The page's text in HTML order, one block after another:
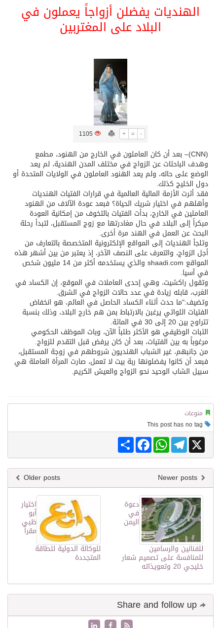
ثلة من الضابطات في الجييش الكويتي
كسوة الكعبة تعتلي البيت العتيق
الهنديات يفضلن أزواجاً يعملون في
البلاد على المغتربين
+ = -
1105
(CNN)– بعد أن كان العاملون في الخارج من الهنود، مطمع
وهدف الباحثات عن الزواج في مختلف المدن الهندية، لم يعد
الوضع على حاله، ولم يعد الهنود العاملون في الولايات المتحدة أو
دول الخليج كذلك.
فقد أثرت الأزمة المالية العالمية في قرارات الفتيات الهنديات
وأهلهم في اختيار شريك الحياة؟ فبعد عودة الآلاف من الهنود
العاملين في الخارج، بدأت الفتيات بالتخوف من إمكانية العودة
مبكراً إلى البلاد في حال مغادرتها مع زوج المستقبل، لتبدأ رحلة
البحث عن العمل في الهند مرة أخرى.
وتلجأ الهنديات إلى المواقع الإلكترونية المتخصصة بالتعارف من
أجل الزواج، والتعرف على النصف الآخر، إذ يعتبر من بين أشهر هذه
المواقع shaadi.com والذي يستخدمه أكثر من 14 مليون شخص
في آسيا.
وتقول راكشيت، وهي إحدى العاملات في الموقع، إن الكساد في
الغرب، قابله زيادة في عدد حالات الزواج في الشرق.
وتضيف:"ما حدث أثناء الكساد الحاصل في العالم، هو انخفاض
الفتيات اللواتي يرغبن بالارتباط بمن هم خارج البلاد، وذلك بنسبة
تتراوح بين 20 إلى 30 في المائة.
الثبات الوظيفي هو الأكثر طلباً الآن، وبات الموظف الحكومي
مرغوباً به بين الفتيات، بعد أن كان يرفض قبل التقدم للزواج.
من جانبهم، غير الشباب الهنديون شروطهم في زوجة المستقبل،
فبعد أن كانوا يفضلونها ربة بيت لا تعمل، صارت المرأة العاملة هي
سبيل الشاب الوحيد نحو الزواج والعيش الكريم.
منوعات
Share
FacebookWhatsAppTelegram X
Older posts
اختيار
أبو
ظبي
مقراً
للوكالة الدولية للطاقة
المتجددة
دعوة
في
اليمن
للفنانين والرسامين
للمنافسة على تصميم شعار
خليجي 20 وتعويذاته